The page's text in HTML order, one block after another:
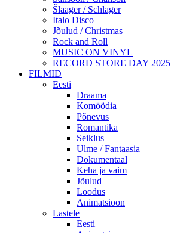
Šlaager / Schlager
Italo Disco
Jõulud / Christmas
Rock and Roll
MUSIC ON VINYL
RECORD STORE DAY 2025
FILMID
Eesti
Draama
Komöödia
Põnevus
Romantika
Seiklus
Ulme / Fantaasia
Dokumentaal
Keha ja vaim
Jõulud
Loodus
Animatsioon
Lastele
Eesti